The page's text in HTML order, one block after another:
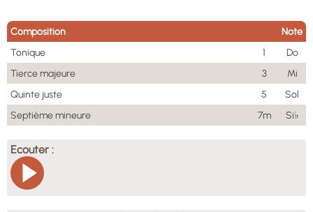
Composition
Note
Tonique
1
Do
Tierce majeure
3
Mi
Quinte juste
5
Sol
Septième mineure
7m Si♭
Ecouter :